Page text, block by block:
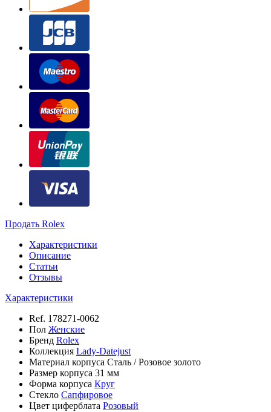
Продать Rolex
Характеристики
Описание
Статьи
Отзывы
Характеристики
Ref. 178271-0062
Пол Женские
Бренд Rolex
Коллекция Lady-Datejust
Материал корпуса Сталь / Розовое золото
Размер корпуса 31 мм
Форма корпуса Круг
Стекло Сапфировое
Цвет циферблата Розовый